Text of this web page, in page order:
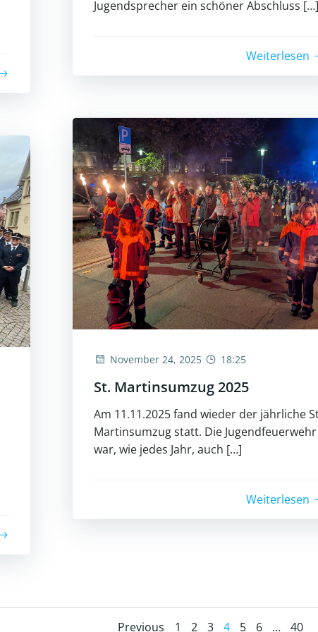
Jugendsprecher ein schöner Abschluss […]
Weiterlesen
November 24, 2025 18:25
St. Martinsumzug 2025
Am 11.11.2025 fand wieder der jährliche
Martinsumzug statt. Die Jugendfeuerwehr
war, wie jedes Jahr, auch […]
Weiterlesen
Previous Page
1 Page
2 Page
3 Page
4 Page
5 Page
6 … Page
40